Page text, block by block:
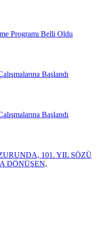
Programı Belli Oldu
Başlandı
Başlandı
101. YIL SÖZÜ
DÖNÜŞEN,